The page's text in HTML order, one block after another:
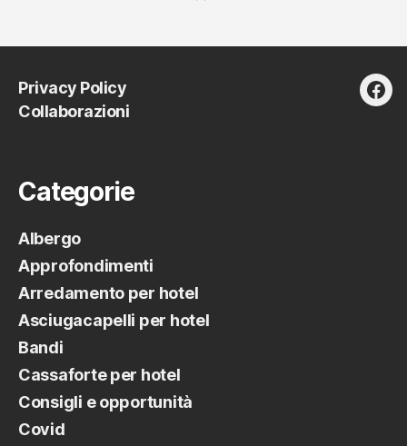
Privacy Policy
Collaborazioni
Categorie
Albergo
Approfondimenti
Arredamento per hotel
Asciugacapelli per hotel
Bandi
Cassaforte per hotel
Consigli e opportunità
Covid